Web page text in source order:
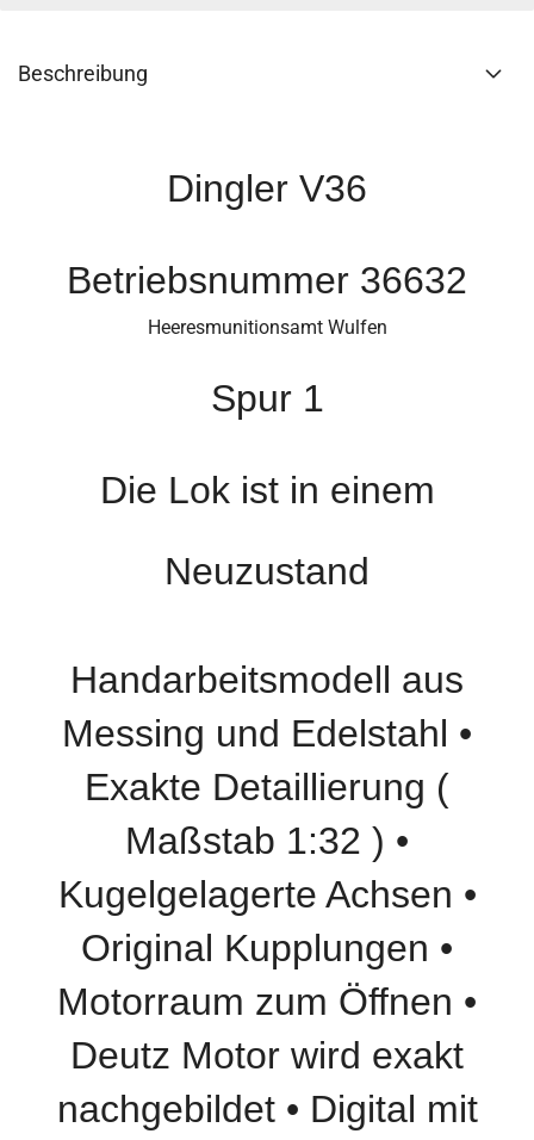
Beschreibung
Dingler V36
Betriebsnummer 36632
Heeresmunitionsamt Wulfen
Spur 1
Die Lok ist in einem
Neuzustand
Handarbeitsmodell aus
Messing und Edelstahl •
Exakte Detaillierung (
Maßstab 1:32 ) •
Kugelgelagerte Achsen •
Original Kupplungen •
Motorraum zum Öffnen •
Deutz Motor wird exakt
nachgebildet • Digital mit